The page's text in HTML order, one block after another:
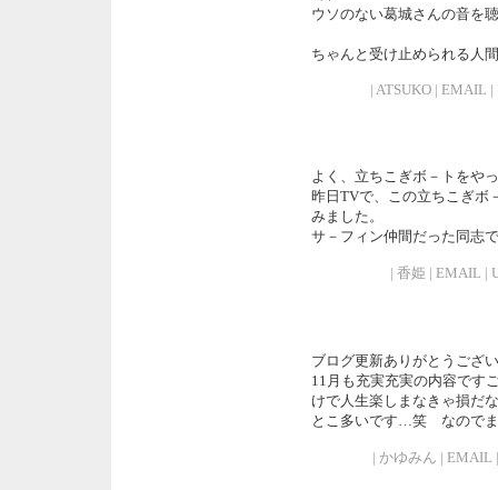
ウソのない葛城さんの音を
ちゃんと受け止められる人
| ATSUKO | EMAIL
よく、立ちこぎボ－トをや
昨日TVで、この立ちこぎボ
みました。
サ－フィン仲間だった同志
| 香姫 | EMAIL |
ブログ更新ありがとうござ
11月も充実充実の内容です
けで人生楽しまなきゃ損だ
とこ多いです…笑 なので
| かゆみん | EMAIL